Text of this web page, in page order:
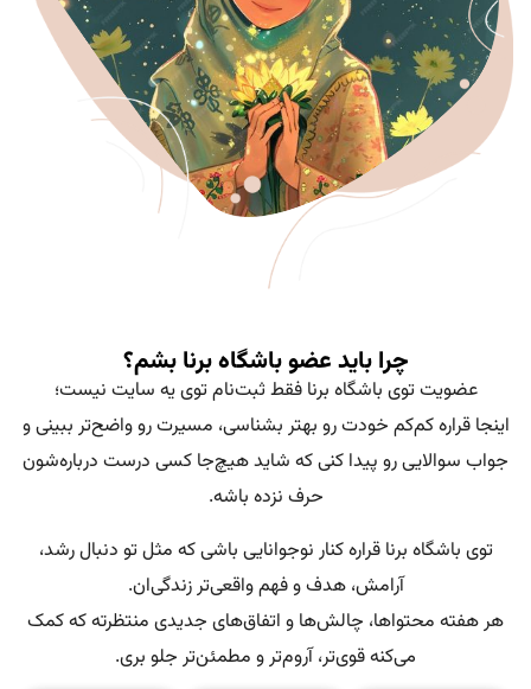
چرا باید عضو باشگاه برنا بشم؟
باشگاه برنا فقط ثبت‌نام توی یه سایت نیست؛
کم‌کم خودت رو بهتر بشناسی، مسیرت رو واضح‌تر ببینی و
رو پیدا کنی که شاید هیچ‌جا کسی درست درباره‌شون
حرف نزده باشه.
برنا قراره کنار نوجوانایی باشی که مثل تو دنبال رشد،
آرامش، هدف و فهم واقعی‌تر زندگی‌ان.
چالش‌ها و اتفاق‌های جدیدی منتظرته که کمک
می‌کنه قوی‌تر، آروم‌تر و مطمئن‌تر جلو بری.